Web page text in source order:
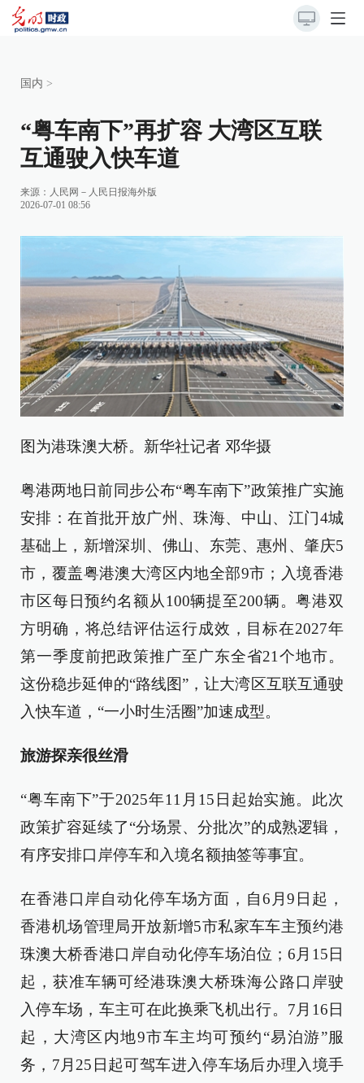
国内 >
“粤车南下”再扩容 大湾区互联
互通驶入快车道
来源： 人民网－人民日报海外版
2026-07-01 08:56
图为港珠澳大桥。新华社记者 邓华摄
粤港两地日前同步公布“粤车南下”政策推广实施
安排：在首批开放广州、珠海、中山、江门4城
基础上，新增深圳、佛山、东莞、惠州、肇庆5
市，覆盖粤港澳大湾区内地全部9市；入境香港
市区每日预约名额从100辆提至200辆。粤港双
方明确，将总结评估运行成效，目标在2027年
第一季度前把政策推广至广东全省21个地市。
这份稳步延伸的“路线图”，让大湾区互联互通驶
入快车道，“一小时生活圈”加速成型。
旅游探亲很丝滑
“粤车南下”于2025年11月15日起始实施。此次
政策扩容延续了“分场景、分批次”的成熟逻辑，
有序安排口岸停车和入境名额抽签等事宜。
在香港口岸自动化停车场方面，自6月9日起，
香港机场管理局开放新增5市私家车车主预约港
珠澳大桥香港口岸自动化停车场泊位；6月15日
起，获准车辆可经港珠澳大桥珠海公路口岸驶
入停车场，车主可在此换乘飞机出行。7月16日
起，大湾区内地9市车主均可预约“易泊游”服
务，7月25日起可驾车进入停车场后办理入境手